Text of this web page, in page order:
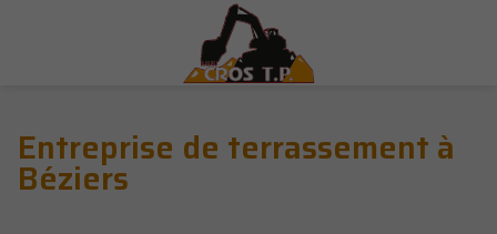
Entreprise de terrassement à
Béziers